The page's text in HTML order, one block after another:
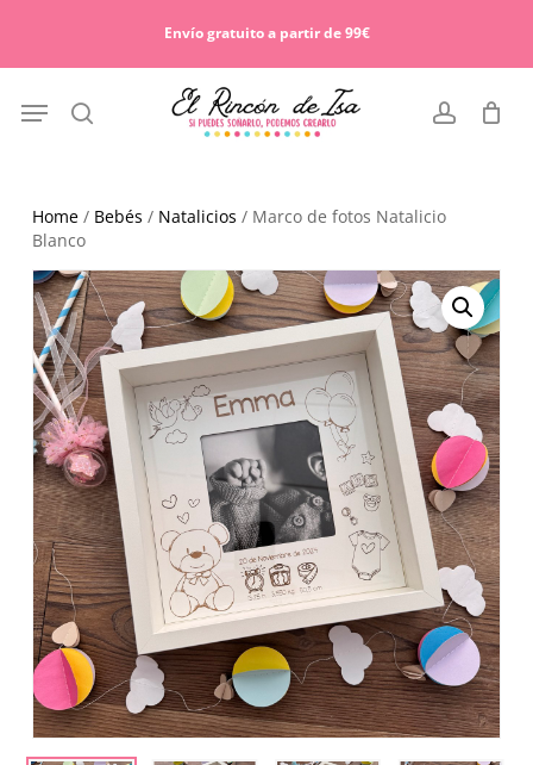
Envío gratuito a partir de 99€
search account
Menu
Cart
Home/ Bebés / Natalicios / Marco de fotos Natalicio
Blanco